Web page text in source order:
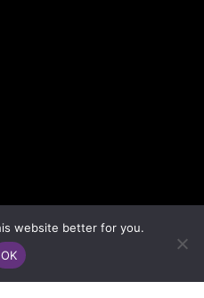
website better for you.
OK